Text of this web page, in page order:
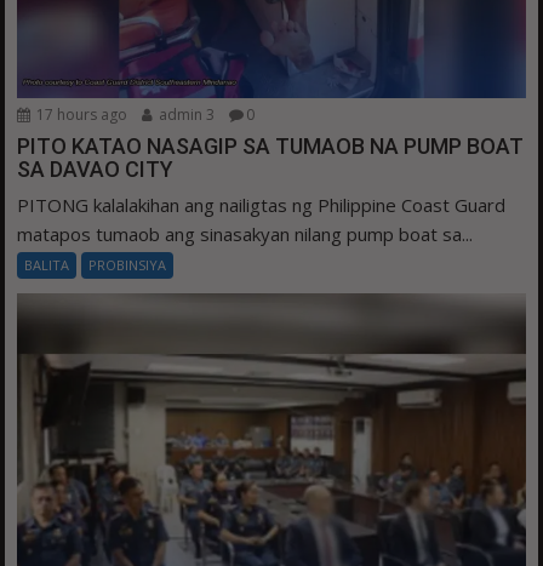
17 hours ago admin 3 0
PITO KATAO NASAGIP SA TUMAOB NA PUMP BOAT
SA DAVAO CITY
PITONG kalalakihan ang nailigtas ng Philippine Coast Guard
matapos tumaob ang sinasakyan nilang pump boat sa...
BALITA PROBINSIYA